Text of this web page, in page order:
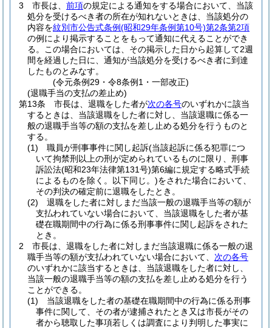
3
市長は、 前項の規定による通知をする場合において、当該
処分を受けるべき者の所在が知れないときは、当該処分の
内容を紋別市公告式条例(昭和29年条例第10号)第2条第2項
の例により掲示することをもって通知に代えることができ
る。
この場合においては、その掲示した日から起算して2週
間を経過した日に、通知が当該処分を受けるべき者に到達
したものとみなす。
(令元条例29・令8条例1・一部改正)
(退職手当の支払の差止め)
第13条
市長は、退職をした者が次の各号のいずれかに該当
するときは、当該退職をした者に対し、当該退職に係る一
般の退職手当等の額の支払を差し止める処分を行うものと
する。
(1)
職員が刑事事件に関し起訴(当該起訴に係る犯罪につ
いて拘禁刑以上の刑が定められているものに限り、刑事
訴訟法(昭和23年法律第131号)第6編に規定する略式手続
によるものを除く。以下同じ。)をされた場合において、
その判決の確定前に退職をしたとき。
(2)
退職をした者に対しまだ当該一般の退職手当等の額が
支払われていない場合において、当該退職をした者が基
礎在職期間中の行為に係る刑事事件に関し起訴をされた
とき。
2
市長は、退職をした者に対しまだ当該退職に係る一般の退
職手当等の額が支払われていない場合において、 次の各号
のいずれかに該当するときは、当該退職をした者に対し、
当該一般の退職手当等の額の支払を差し止める処分を行う
ことができる。
(1)
当該退職をした者の基礎在職期間中の行為に係る刑事
事件に関して、その者が逮捕されたとき又は市長がその
者から聴取した事項若しくは調査により判明した事実に